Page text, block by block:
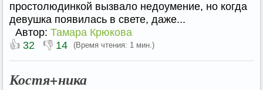
простолюдинкой вызвало недоумение, но когда
девушка появилась в свете, даже...
Автор: Тамара Крюкова
👍 32 👎 14 (Время чтения: 1 мин.)
Костя+ника